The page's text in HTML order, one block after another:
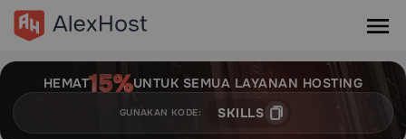
HEMAT UNTUK SEMUA LAYANAN HOSTING
GUNAKAN KODE: SKILLS